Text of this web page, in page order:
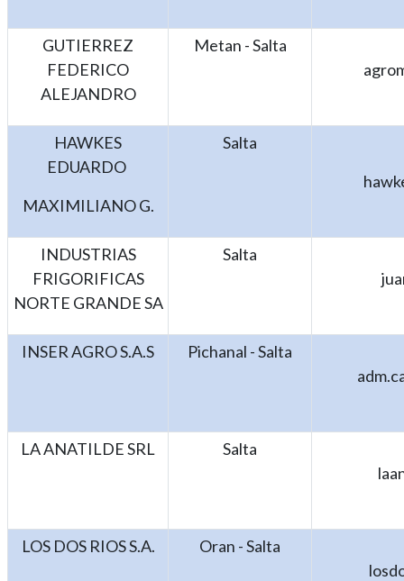
GUTIERREZ
FEDERICO
ALEJANDRO
Metan - Salta
HAWKES
EDUARDO
MAXIMILIANO G.
Salta
INDUSTRIAS
FRIGORIFICAS
NORTE GRANDE SA
Salta
INSER AGRO S.A.S
Pichanal - Salta
LA ANATILDE SRL
Salta
LOS DOS RIOS S.A.
Oran - Salta